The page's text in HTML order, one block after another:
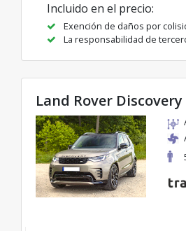
Incluido en el precio:
Exención de daños por
La responsabilidad de
Land Rover Discovery